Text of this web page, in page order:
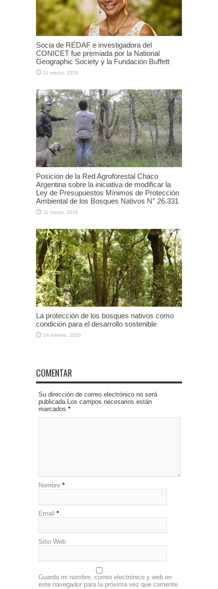
Socia de REDAF e investigadora del
CONICET fue premiada por la National
Geographic Society y la Fundación Buffett
11 marzo, 2026
Posición de la Red Agroforestal Chaco
Argentina sobre la iniciativa de modificar la
Ley de Presupuestos Mínimos de Protección
Ambiental de los Bosques Nativos N° 26.331
11 marzo, 2026
La protección de los bosques nativos como
condición para el desarrollo sostenible
24 febrero, 2026
COMENTAR
Su dirección de correo electrónico no será
publicada.Los campos necesarios están
marcados *
Nombre *
Email *
Sitio Web
Guarda mi nombre, correo electrónico y web en
este navegador para la próxima vez que comente.